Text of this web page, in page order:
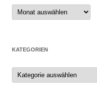
Archive
KATEGORIEN
Kategorien